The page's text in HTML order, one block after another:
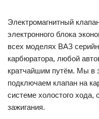
Электромагнитный
электронного блока
всех моделях ВАЗ
карбюратора, любой
кратчайшим путём. Мы в
подключаем клапан на
системе холостого
зажигания.